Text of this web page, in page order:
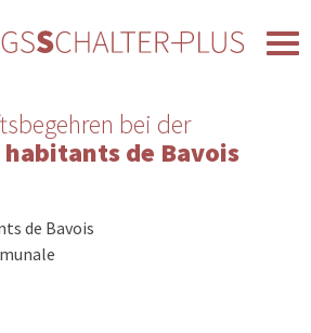
bei der
de Bavois
de Bavois